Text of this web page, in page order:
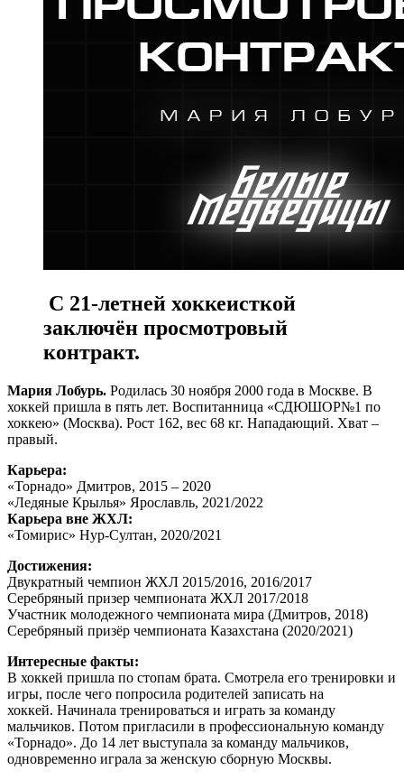
С 21-летней хоккеисткой
заключён просмотровый
контракт.
Мария Лобурь. Родилась 30 ноября 2000 года в Москве. В
хоккей пришла в пять лет. Воспитанница «СДЮШОР№1 по
хоккею» (Москва). Рост 162, вес 68 кг. Нападающий. Хват –
правый.
Карьера:
«Торнадо» Дмитров, 2015 – 2020
«Ледяные Крылья» Ярославль, 2021/2022
Карьера вне ЖХЛ:
«Томирис» Нур-Султан, 2020/2021
Достижения:
Двукратный чемпион ЖХЛ 2015/2016, 2016/2017
Серебряный призер чемпионата ЖХЛ 2017/2018
Участник молодежного чемпионата мира (Дмитров, 2018)
Серебряный призёр чемпионата Казахстана (2020/2021)
Интересные факты:
В хоккей пришла по стопам брата. Смотрела его тренировки и
игры, после чего попросила родителей записать на
хоккей. Начинала тренироваться и играть за команду
мальчиков. Потом пригласили в профессиональную команду
«Торнадо». До 14 лет выступала за команду мальчиков,
одновременно играла за женскую сборную Москвы.